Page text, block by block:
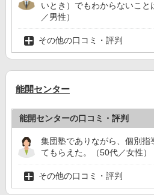
いとき）でもわからないこ
／男性）
その他の口コミ・評判
能開センター
能開センターの口コミ・評判
集団塾でありながら、個別指
てもらえた。（50代／女性）
その他の口コミ・評判